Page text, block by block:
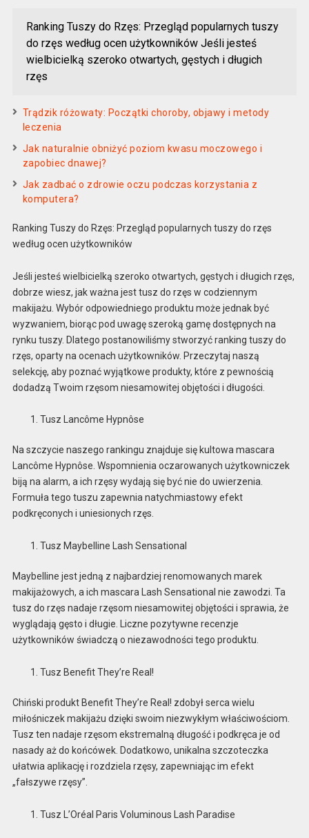
Ranking Tuszy do Rzęs: Przegląd popularnych tuszy
do rzęs według ocen użytkowników Jeśli jesteś
wielbicielką szeroko otwartych, gęstych i długich
rzęs
Trądzik różowaty: Początki choroby, objawy i metody
leczenia
Jak naturalnie obniżyć poziom kwasu moczowego i
zapobiec dnawej?
Jak zadbać o zdrowie oczu podczas korzystania z
komputera?
Ranking Tuszy do Rzęs: Przegląd popularnych tuszy do rzęs
według ocen użytkowników
Jeśli jesteś wielbicielką szeroko otwartych, gęstych i długich rzęs,
dobrze wiesz, jak ważna jest tusz do rzęs w codziennym
makijażu. Wybór odpowiedniego produktu może jednak być
wyzwaniem, biorąc pod uwagę szeroką gamę dostępnych na
rynku tuszy. Dlatego postanowiliśmy stworzyć ranking tuszy do
rzęs, oparty na ocenach użytkowników. Przeczytaj naszą
selekcję, aby poznać wyjątkowe produkty, które z pewnością
dodadzą Twoim rzęsom niesamowitej objętości i długości.
Tusz Lancôme Hypnôse
Na szczycie naszego rankingu znajduje się kultowa mascara
Lancôme Hypnôse. Wspomnienia oczarowanych użytkowniczek
biją na alarm, a ich rzęsy wydają się być nie do uwierzenia.
Formuła tego tuszu zapewnia natychmiastowy efekt
podkręconych i uniesionych rzęs.
Tusz Maybelline Lash Sensational
Maybelline jest jedną z najbardziej renomowanych marek
makijażowych, a ich mascara Lash Sensational nie zawodzi. Ta
tusz do rzęs nadaje rzęsom niesamowitej objętości i sprawia, że
wyglądają gęsto i długie. Liczne pozytywne recenzje
użytkowników świadczą o niezawodności tego produktu.
Tusz Benefit They’re Real!
Chiński produkt Benefit They’re Real! zdobył serca wielu
miłośniczek makijażu dzięki swoim niezwykłym właściwościom.
Tusz ten nadaje rzęsom ekstremalną długość i podkręca je od
nasady aż do końcówek. Dodatkowo, unikalna szczoteczka
ułatwia aplikację i rozdziela rzęsy, zapewniając im efekt
„fałszywe rzęsy”.
Tusz L’Oréal Paris Voluminous Lash Paradise